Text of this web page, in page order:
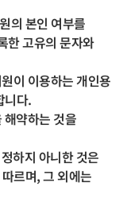
의 본인 여부를
한 고유의 문자와
이 이용하는 개인용
니다.
해약하는 것을
하지 아니한 것은
르며, 그 외에는